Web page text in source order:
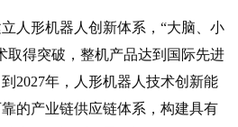
人形机器人创新体系，“大脑、小
取得突破，整机产品达到国际先进
2027年，人形机器人技术创新能
的产业链供应链体系，构建具有